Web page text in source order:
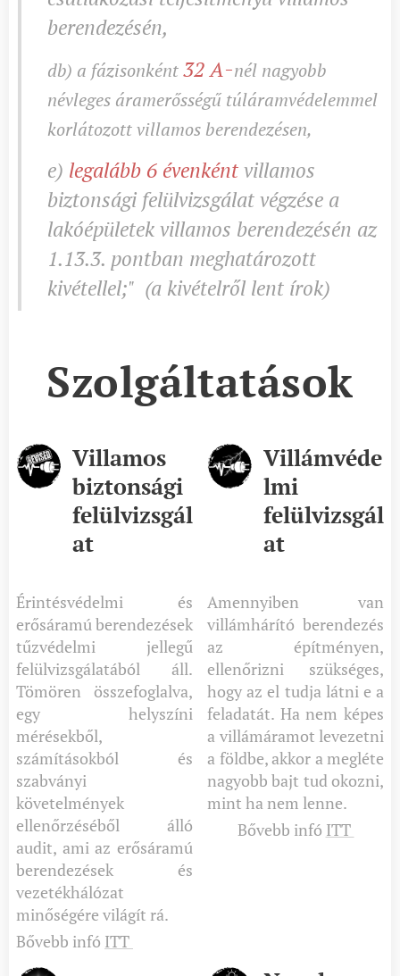
berendezésén,
db) a fázisonként32 A-nél nagyobb
névleges áramerősségű túláramvédelemmel
korlátozott villamos berendezésen,
e) legalább 6 évenként villamos
biztonsági felülvizsgálat végzése a
lakóépületek villamos berendezésén az
1.13.3. pontban meghatározott
kivétellel;" (a kivételről lent írok)
Szolgáltatások
Villamos
biztonsági
felülvizsgál
at
Érintésvédelmi és
erősáramú berendezések
tűzvédelmi jellegű
felülvizsgálatából áll.
Tömören összefoglalva,
egy helyszíni
mérésekből,
számításokból és
szabványi
követelmények
ellenőrzéséből álló
audit, ami az erősáramú
berendezések és
vezetékhálózat
minőségére világít rá.
Bővebb infó ITT
Villámvéde
lmi
felülvizsgál
at
Amennyiben van
villámhárító berendezés
az építményen,
ellenőrizni szükséges,
hogy az el tudja látni e a
feladatát. Ha nem képes
a villámáramot levezetni
a földbe, akkor a megléte
nagyobb bajt tud okozni,
mint ha nem lenne.
Bővebb infó ITT